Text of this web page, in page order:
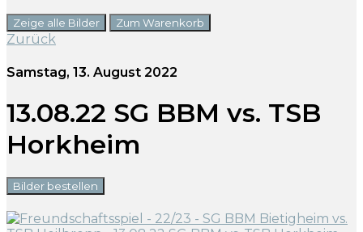
Zeige alle Bilder Zum Warenkorb
Zurück
Samstag, 13. August 2022
13.08.22 SG BBM vs. TSB
Horkheim
Bilder bestellen